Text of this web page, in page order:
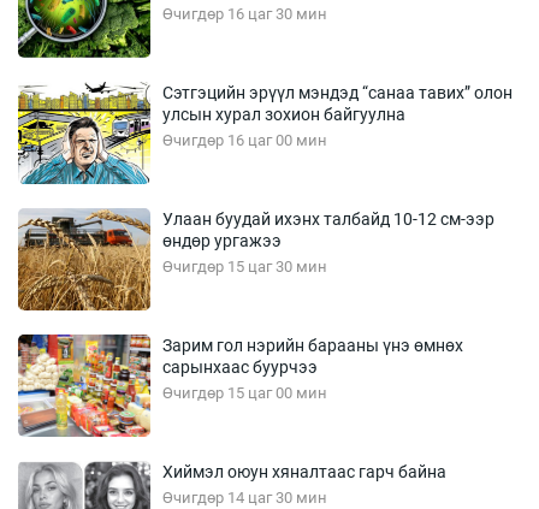
Өчигдөр 16 цаг 30 мин
Сэтгэцийн эрүүл мэндэд “санаа тавих” олон
улсын хурал зохион байгуулна
Өчигдөр 16 цаг 00 мин
Улаан буудай ихэнх талбайд 10-12 см-ээр
өндөр ургажээ
Өчигдөр 15 цаг 30 мин
Зарим гол нэрийн барааны үнэ өмнөх
сарынхаас буурчээ
Өчигдөр 15 цаг 00 мин
Хиймэл оюун хяналтаас гарч байна
Өчигдөр 14 цаг 30 мин